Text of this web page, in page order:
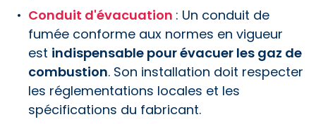
Conduit d'évacuation : Un conduit de
fumée conforme aux normes en vigueur
est indispensable pour évacuer les gaz de
combustion. Son installation doit respecter
les réglementations locales et les
spécifications du fabricant.